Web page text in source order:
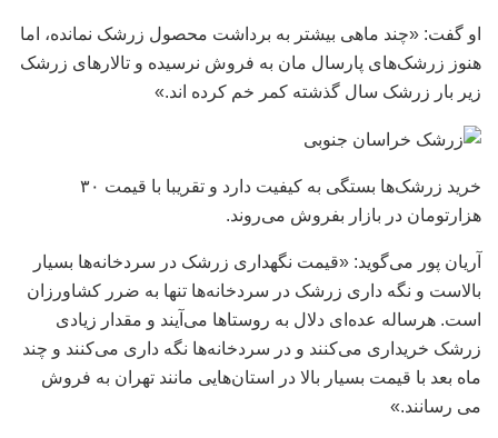
او گفت: «چند ماهی بیشتر به برداشت محصول زرشک نمانده، اما
هنوز زرشک‌های پارسال مان به فروش نرسیده و تالار‌های زرشک
زیر بار زرشک سال گذشته کمر خم کرده اند.»
خرید زرشک‌ها بستگی به کیفیت دارد و تقریبا با قیمت ۳۰
هزارتومان در بازار بفروش می‌روند.
آریان پور می‌گوید: «قیمت نگهداری زرشک در سردخانه‌ها بسیار
بالاست و نگه داری زرشک در سردخانه‌ها تنها به ضرر کشاورزان
است. هرساله عده‌ای دلال به روستا‌ها می‌آیند و مقدار زیادی
زرشک خریداری می‌کنند و در سردخانه‌ها نگه داری می‌کنند و چند
ماه بعد با قیمت بسیار بالا در استان‌هایی مانند تهران به فروش
می رسانند.»